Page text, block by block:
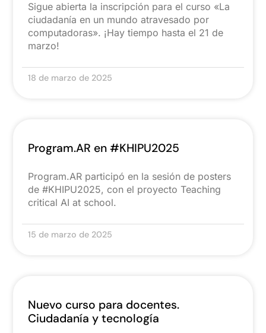
Sigue abierta la inscripción para el curso «La
ciudadanía en un mundo atravesado por
computadoras». ¡Hay tiempo hasta el 21 de
marzo!
18 de marzo de 2025
Program.AR en #KHIPU2025
Program.AR participó en la sesión de posters
de #KHIPU2025, con el proyecto Teaching
critical AI at school.
15 de marzo de 2025
Nuevo curso para docentes.
Ciudadanía y tecnología